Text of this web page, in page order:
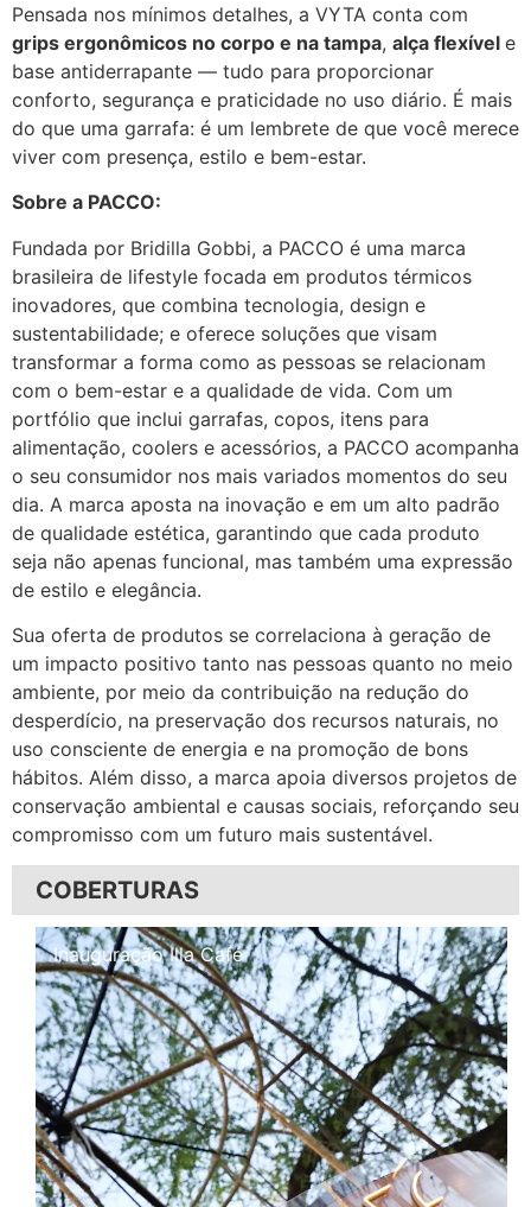
Pensada nos mínimos detalhes, a VYTA conta com
grips ergonômicos no corpo e na tampa, alça flexível e
base antiderrapante — tudo para proporcionar
conforto, segurança e praticidade no uso diário. É mais
do que uma garrafa: é um lembrete de que você merece
viver com presença, estilo e bem-estar.
Sobre a PACCO:
Fundada por Bridilla Gobbi, a PACCO é uma marca
brasileira de lifestyle focada em produtos térmicos
inovadores, que combina tecnologia, design e
sustentabilidade; e oferece soluções que visam
transformar a forma como as pessoas se relacionam
com o bem-estar e a qualidade de vida. Com um
portfólio que inclui garrafas, copos, itens para
alimentação, coolers e acessórios, a PACCO acompanha
o seu consumidor nos mais variados momentos do seu
dia. A marca aposta na inovação e em um alto padrão
de qualidade estética, garantindo que cada produto
seja não apenas funcional, mas também uma expressão
de estilo e elegância.
Sua oferta de produtos se correlaciona à geração de
um impacto positivo tanto nas pessoas quanto no meio
ambiente, por meio da contribuição na redução do
desperdício, na preservação dos recursos naturais, no
uso consciente de energia e na promoção de bons
hábitos. Além disso, a marca apoia diversos projetos de
conservação ambiental e causas sociais, reforçando seu
compromisso com um futuro mais sustentável.
COBERTURAS
Inauguração Illa Café